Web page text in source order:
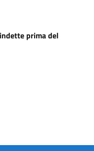
prima del